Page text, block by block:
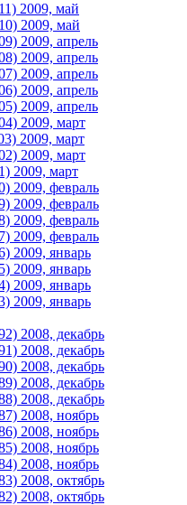
2009, май
2009, май
2009, апрель
2009, апрель
2009, апрель
2009, апрель
2009, апрель
2009, март
2009, март
2009, март
2009, март
2009, февраль
2009, февраль
2009, февраль
2009, февраль
2009, январь
2009, январь
2009, январь
2009, январь
2008, декабрь
2008, декабрь
2008, декабрь
2008, декабрь
2008, декабрь
2008, ноябрь
2008, ноябрь
2008, ноябрь
2008, ноябрь
2008, октябрь
2008, октябрь